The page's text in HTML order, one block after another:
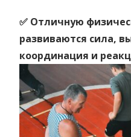
✅ Отличную
развиваются сила,
координация и